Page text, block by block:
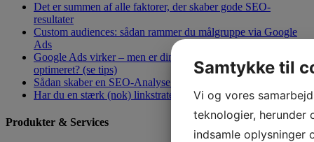
Det er summen af alle faktorer, der skaber gode SEO-
resultater
Custom audiences: sådan rammer du målgruppe via Google
Ads
Google Ads virker – men er dine kampagner godt nok
optimeret? (se tips)
Sådan skaber en SEO-Analyse værdi
Har du en stærk (nok) linkstrategi?
Produkter & Services
Samtykke til
Vi og vores
teknologier, herunder
indsamle oplysninger